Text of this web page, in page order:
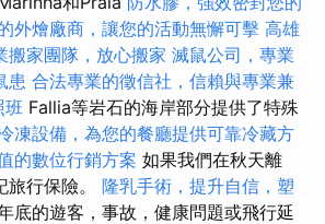
外燴廠商，讓您的活動無懈可擊 高雄
搬家團隊，放心搬家 滅鼠公司，專業
患 合法專業的徵信社，信賴與專業兼
班 Fallia等岩石的海岸部分提供了特殊
凍設備，為您的餐廳提供可靠冷藏方
的數位行銷方案 如果我們在秋天離
旅行保險。 隆乳手術，提升自信，塑
底的遊客，事故，健康問題或飛行延